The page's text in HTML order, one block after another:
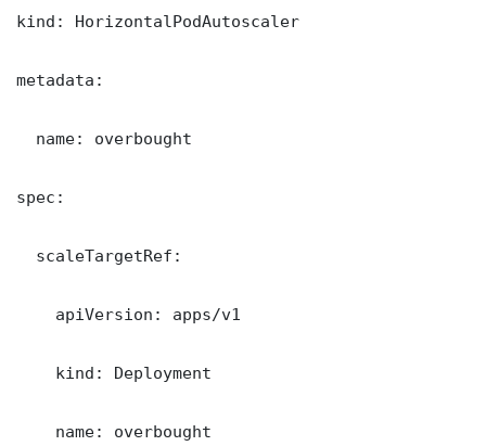
kind: HorizontalPodAutoscaler
metadata:
  name: overbought
spec:
  scaleTargetRef:
    apiVersion: apps/v1
    kind: Deployment
    name: overbought